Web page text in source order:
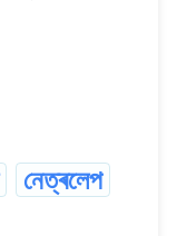
নেত্ৰলেপ